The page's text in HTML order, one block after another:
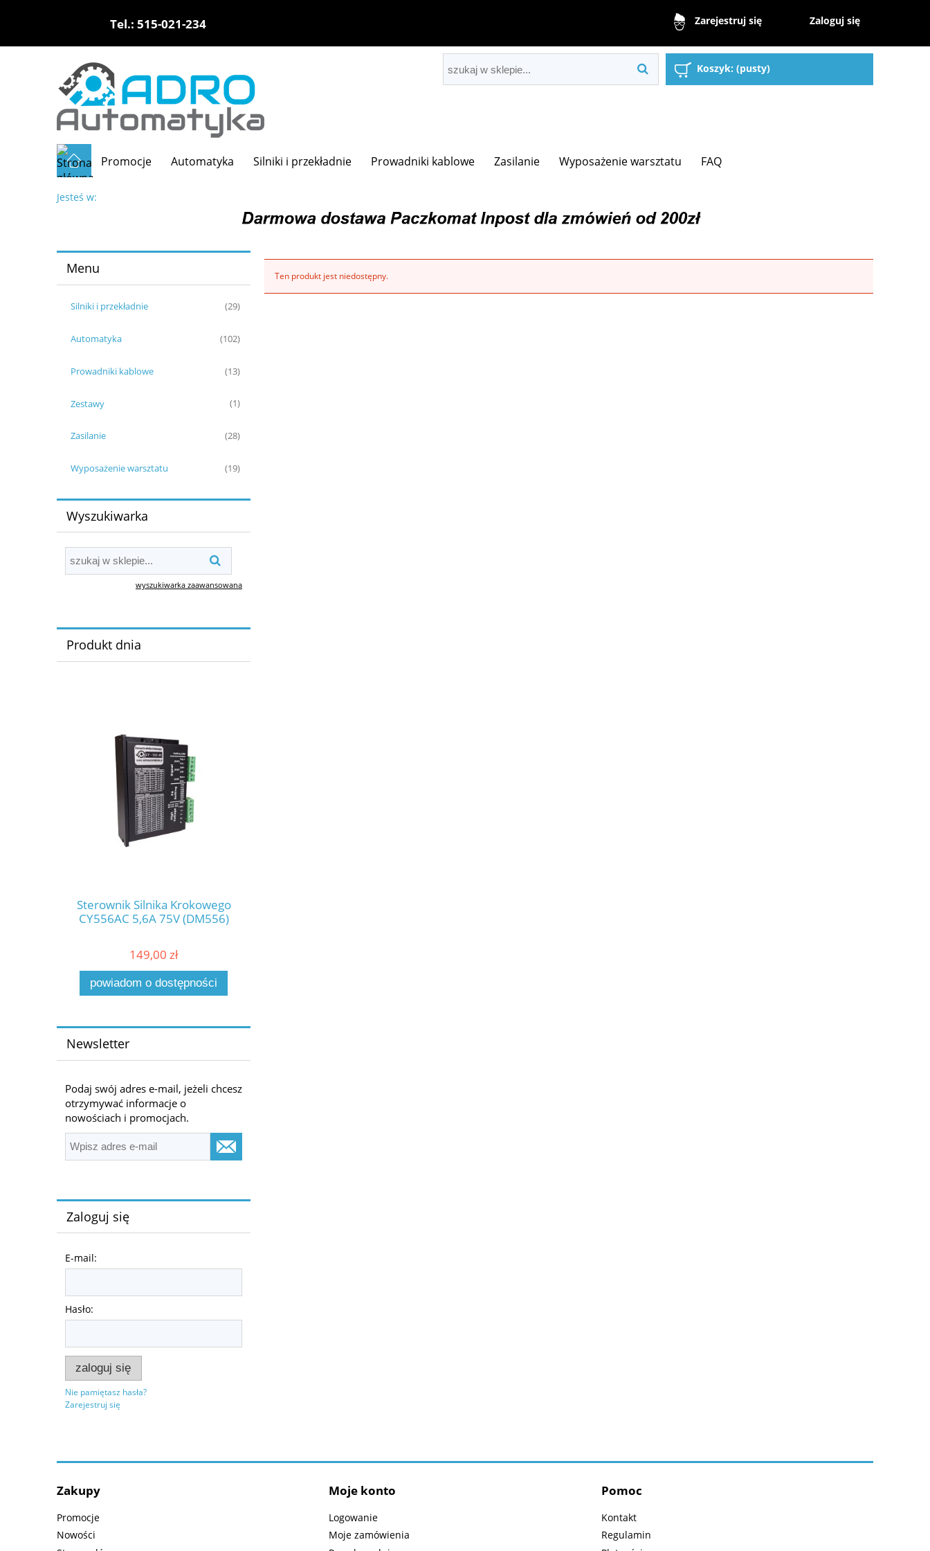
Tel.: 515-021-234 Zarejestruj się Zaloguj się
Koszyk: (pusty)
Promocje Automatyka Silniki i przekładnie Prowadniki kablowe Zasilanie Wyposażenie warsztatu FAQ
Jesteś w:
Menu
Silniki i przekładnie (29)
Automatyka (102)
Prowadniki kablowe (13)
Zestawy (1)
Zasilanie (28)
Wyposażenie warsztatu (19)
Wyszukiwarka
wyszukiwarka zaawansowana
Produkt dnia
Sterownik Silnika Krokowego
CY556AC 5,6A 75V (DM556)
149,00 zł
powiadom o dostępności
Newsletter
Podaj swój adres e-mail, jeżeli chcesz
otrzymywać informacje o
nowościach i promocjach.
Zaloguj się
E-mail:
Hasło:
zaloguj się
Nie pamiętasz hasła?
Zarejestruj się
Ten produkt jest niedostępny.
Zakupy
Promocje
Nowości
Moje konto
Logowanie
Moje zamówienia
Pomoc
Kontakt
Regulamin